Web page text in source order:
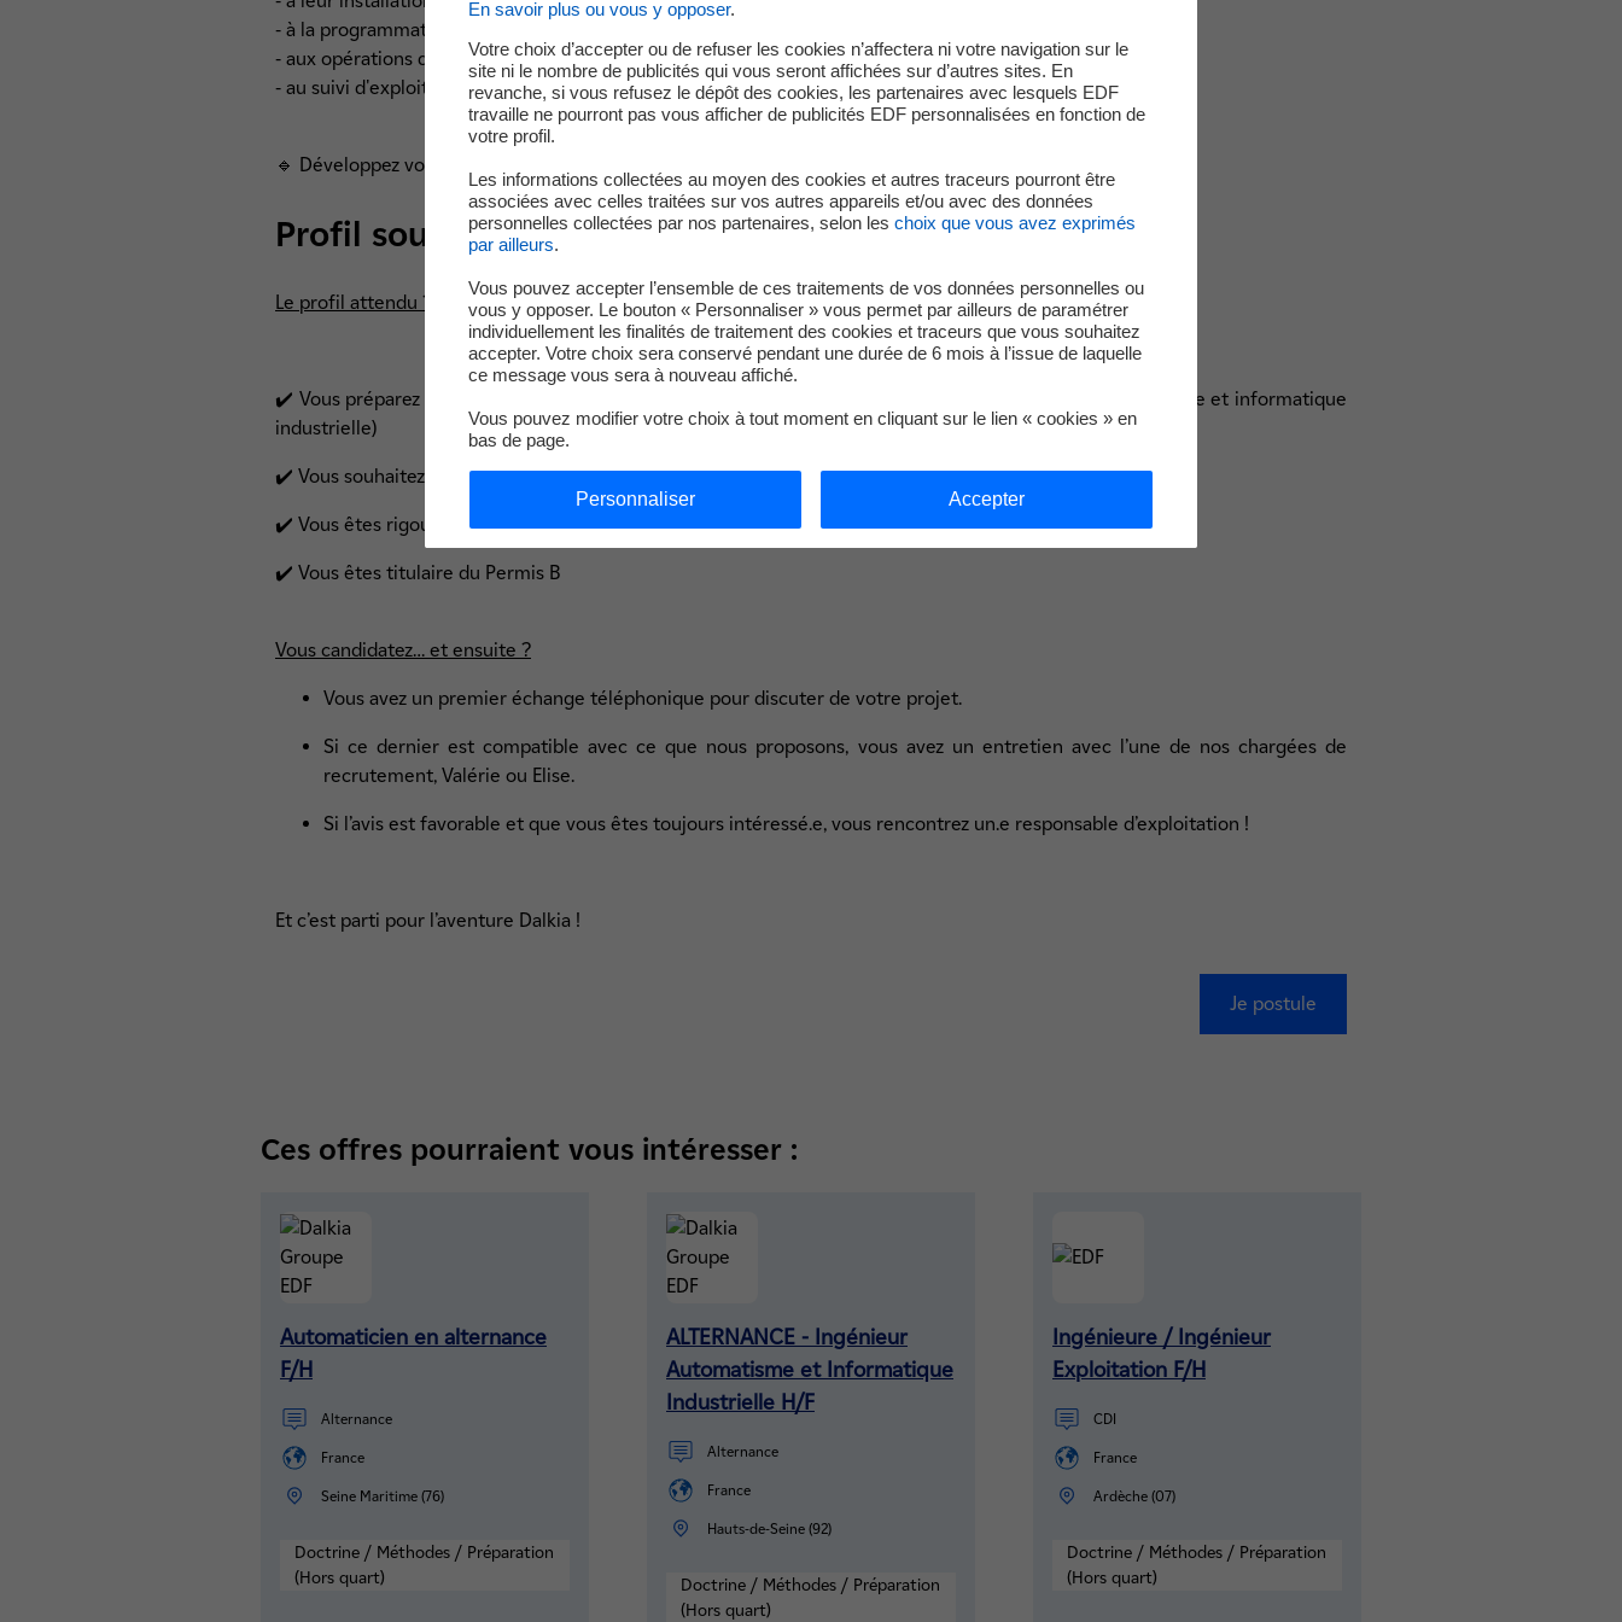
- à la programmation et à la configuration des systèmes.
- aux opérations de recettes.
- au suivi d'exploitation (télérelèves) et des performances énergétiques
🔹 Développez votre expertise et faites de l’énergie votre métier d’avenir !
Profil souhaité
Le profil attendu ?
✔️ Vous préparez un BTS CIRA (Contrôle industriel et régulation automatique) ou BUT GE2i (génie électrique et informatique
industrielle)
✔️ Vous souhaitez acquérir une expertise approfondie avant d’entrer sur le marché du travail
✔️ Vous êtes rigoureux et consciencieux dans votre travail
✔️ Vous êtes titulaire du Permis B
Vous candidatez… et ensuite ?
Vous avez un premier échange téléphonique pour discuter de votre projet.
Si ce dernier est compatible avec ce que nous proposons, vous avez un entretien avec l’une de nos chargées de
recrutement, Valérie ou Elise.
Si l’avis est favorable et que vous êtes toujours intéressé.e, vous rencontrez un.e responsable d’exploitation !
Et c’est parti pour l’aventure Dalkia !
Je postule
Ces offres pourraient vous intéresser :
Automaticien en alternance
F/H
Alternance
France
Seine Maritime (76)
Doctrine / Méthodes / Préparation
(Hors quart)
ALTERNANCE - Ingénieur
Automatisme et Informatique
Industrielle H/F
Alternance
France
Hauts-de-Seine (92)
Doctrine / Méthodes / Préparation
(Hors quart)
Ingénieure / Ingénieur
Exploitation F/H
CDI
France
Ardèche (07)
Doctrine / Méthodes / Préparation
(Hors quart)
En savoir plus ou vous y opposer.
Votre choix d’accepter ou de refuser les cookies n’affectera ni votre navigation sur le
site ni le nombre de publicités qui vous seront affichées sur d’autres sites. En
revanche, si vous refusez le dépôt des cookies, les partenaires avec lesquels EDF
travaille ne pourront pas vous afficher de publicités EDF personnalisées en fonction de
votre profil.
Les informations collectées au moyen des cookies et autres traceurs pourront être
associées avec celles traitées sur vos autres appareils et/ou avec des données
personnelles collectées par nos partenaires, selon les choix que vous avez exprimés
par ailleurs.
Vous pouvez accepter l’ensemble de ces traitements de vos données personnelles ou
vous y opposer. Le bouton « Personnaliser » vous permet par ailleurs de paramétrer
individuellement les finalités de traitement des cookies et traceurs que vous souhaitez
accepter. Votre choix sera conservé pendant une durée de 6 mois à l’issue de laquelle
ce message vous sera à nouveau affiché.
Vous pouvez modifier votre choix à tout moment en cliquant sur le lien « cookies » en
bas de page.
Personnaliser Accepter